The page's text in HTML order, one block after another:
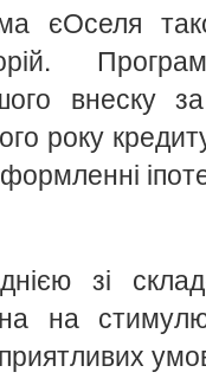
єОселя
внеску
року
зі
на